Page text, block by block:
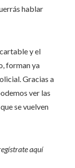
hablar
y el
forman ya
Gracias a
ver las
se vuelven
aquí